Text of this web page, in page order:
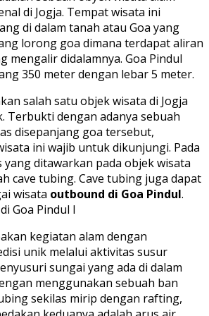
di Jogja. Tempat wisata ini
di dalam tanah atau Goa yang
lorong goa dimana terdapat aliran
mengalir didalamnya. Goa Pindul
350 meter dengan lebar 5 meter.
salah satu objek wisata di Jogja
Terbukti dengan adanya sebuah
disepanjang goa tersebut,
ini wajib untuk dikunjungi. Pada
yang ditawarkan pada objek wisata
cave tubing. Cave tubing juga dapat
wisata outbound di Goa Pindul.
kegiatan alam dengan
unik melalui aktivitas susur
sungai yang ada di dalam
menggunakan sebuah ban
sekilas mirip dengan rafting,